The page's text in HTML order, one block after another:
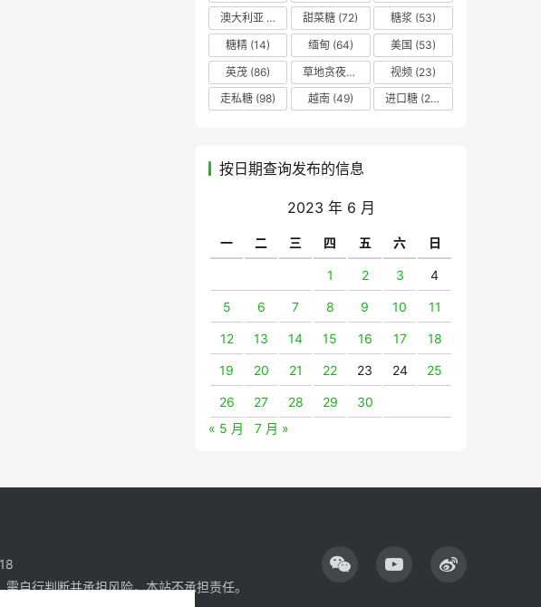
澳大利亚
甜菜糖 (72) 糖浆 (53)
糖精 (14) 缅甸 (64) 美国 (53)
英茂 (86) 草地贪夜蛾 视频 (23)
走私糖 (98) 越南(49) 进口糖 (236)
按日期查询发布的信息
2023 年 6 月
一 二 三 四 五 六 日
1 2 3 4
5 6 7 8 9 10 11
12 13 14 15 16 17 18
19 20 21 22 23 24 25
26 27 28 29
30
« 5 月
7 月 »
自行判断并承担风险，本站不承担责任。